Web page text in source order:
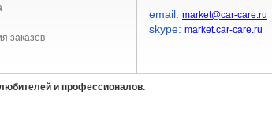
заказов
email: market@car-care.ru
skype: market.car-care.ru
и профессионалов.